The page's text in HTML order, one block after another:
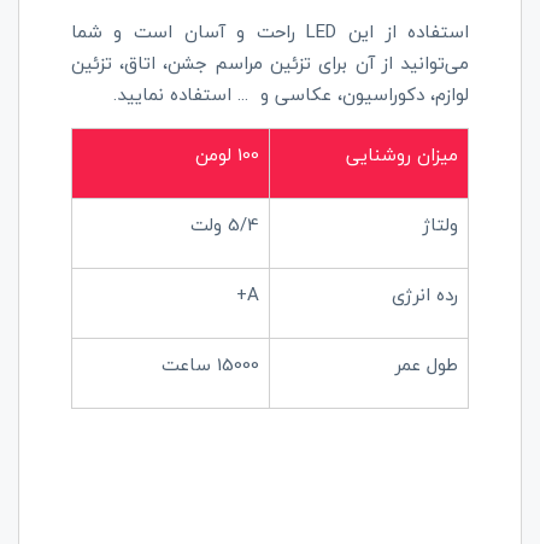
استفاده از اینLEDراحت و آسان است و شما
می‌توانید از آن برای تزئین مراسم جشن، اتاق، تزئین
لوازم، دکوراسیون، عکاسی و... استفاده نمایید.
میزان روشنایی
100 لومن
ولتاژ 5/4 ولت
رده انرژی +A
طول عمر 15000 ساعت